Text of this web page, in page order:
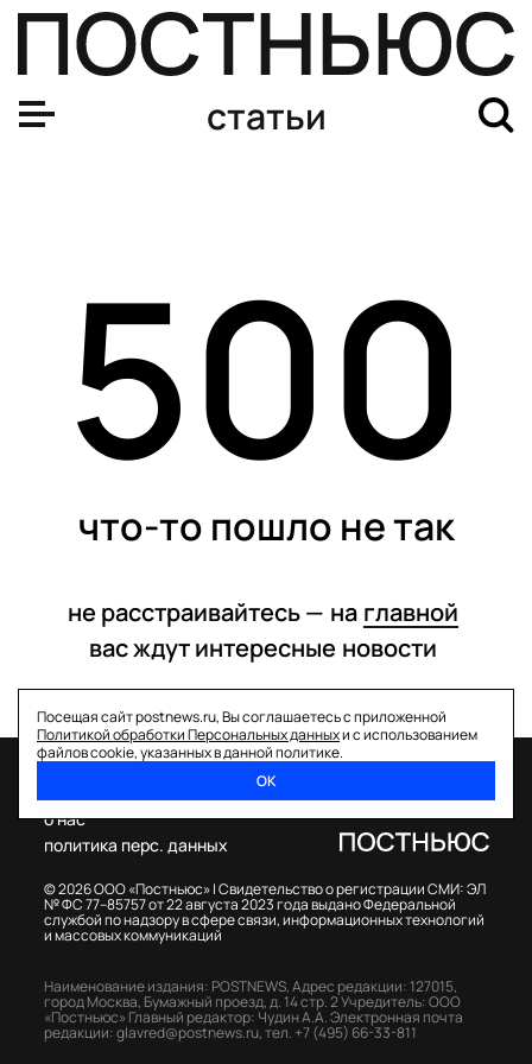
статьи
500
что-то пошло не так
не расстраивайтесь — на главной
вас ждут интересные новости
Посещая сайт postnews.ru, Вы соглашаетесь с приложенной
Политикой обработки Персональных данныхи с использованием
файлов cookie, указанных в данной политике.
ОК
© 2026 ООО «Постньюс» |Свидетельство о регистрации СМИ: ЭЛ
№ ФС 77–85757 от 22 августа 2023 года выдано Федеральной
службой по надзору в сфере связи, информационных технологий
и массовых коммуникаций
о нас
политика перс. данных
Наименование издания: POSTNEWS,Адрес редакции: 127015,
город Москва, Бумажный проезд, д. 14 стр. 2Учредитель: ООО
«Постньюс» Главный редактор: Чудин А.А.Электронная почта
редакции:glavred@postnews.ru,тел. +7 (495) 66-33-811